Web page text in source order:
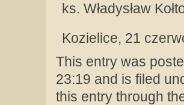
ks. Władysław
Kozielice, 21
This entry was
23:19 and is filed
this entry through